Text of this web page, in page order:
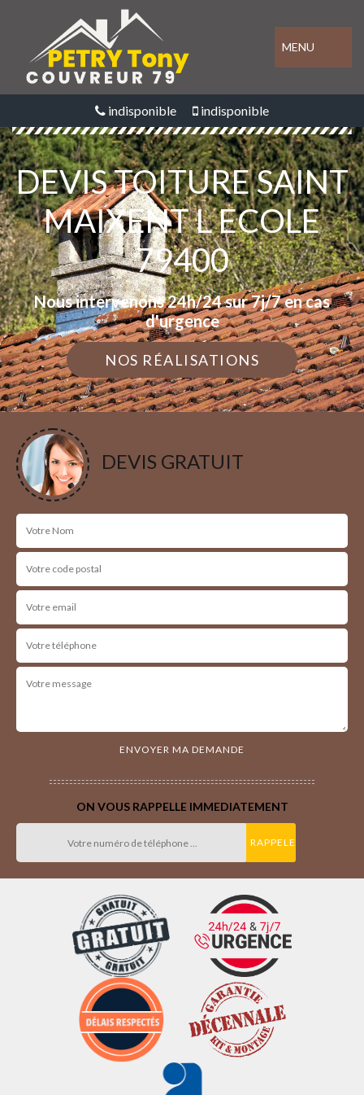
MENU
indisponible indisponible
DEVIS TOITURE SAINT
MAIXENT L ECOLE
79400
Nous intervenons 24h/24 sur 7j/7 en cas
d'urgence
NOS RÉALISATIONS
DEVIS GRATUIT
ON VOUS RAPPELLE IMMEDIATEMENT